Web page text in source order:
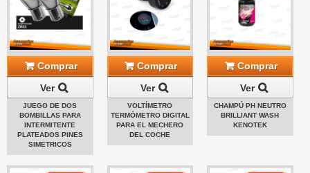
Comprar
Ver
JUEGO DE DOS
BOMBILLAS PARA
INTERMITENTE
PLATEADOS PINES
SIMETRICOS
Comprar
Ver
VOLTÍMETRO
TERMÓMETRO DIGITAL
PARA EL MECHERO
DEL COCHE
Comprar
Ver
CHAMPÚ PH NEUTRO
BRILLIANT WASH
KENOTEK